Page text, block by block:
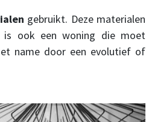
gebruikt. Deze materialen
ook een woning die moet
name door een evolutief of